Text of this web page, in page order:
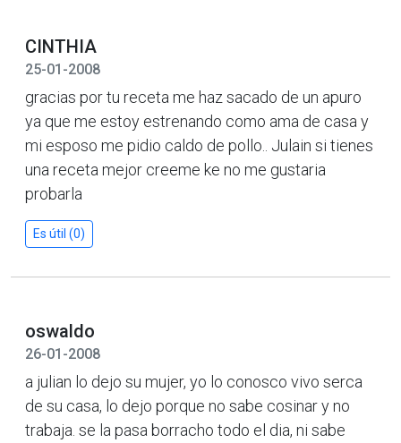
CINTHIA
25-01-2008
gracias por tu receta me haz sacado de un apuro
ya que me estoy estrenando como ama de casa y
mi esposo me pidio caldo de pollo.. Julain si tienes
una receta mejor creeme ke no me gustaria
probarla
Es útil (0)
oswaldo
26-01-2008
a julian lo dejo su mujer, yo lo conosco vivo serca
de su casa, lo dejo porque no sabe cosinar y no
trabaja. se la pasa borracho todo el dia, ni sabe